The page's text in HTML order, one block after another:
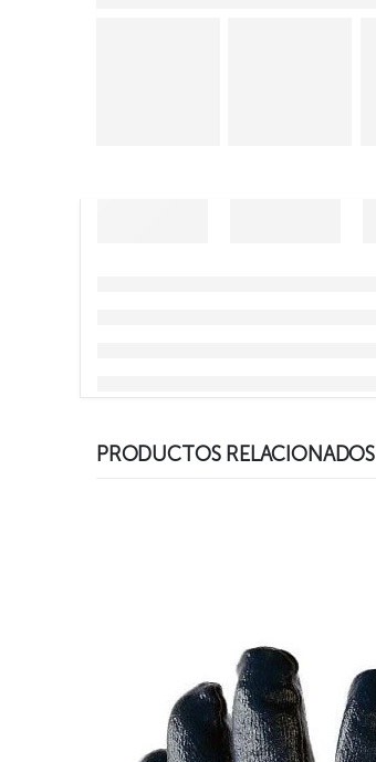
PRODUCTOS RELACIONADOS